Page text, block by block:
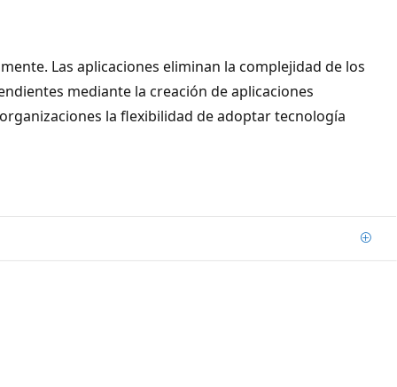
Las aplicaciones eliminan la complejidad de los
mediante la creación de aplicaciones
la flexibilidad de adoptar tecnología